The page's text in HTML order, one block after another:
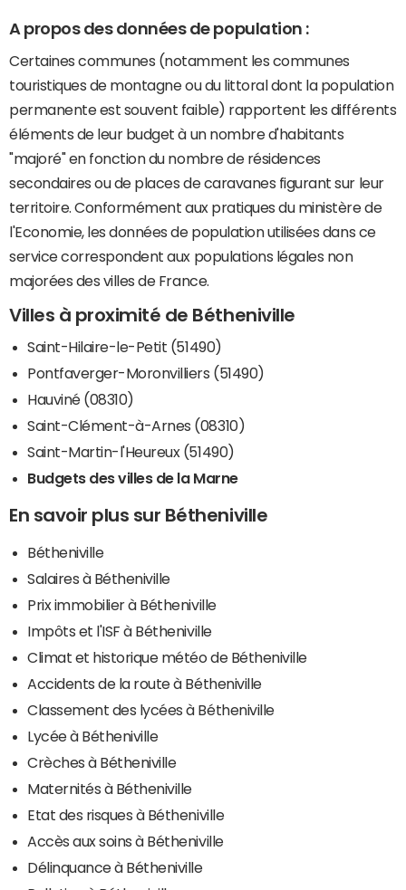
A propos des données de population :
Certaines communes (notamment les communes
touristiques de montagne ou du littoral dont la population
permanente est souvent faible) rapportent les différents
éléments de leur budget à un nombre d'habitants
"majoré" en fonction du nombre de résidences
secondaires ou de places de caravanes figurant sur leur
territoire. Conformément aux pratiques du ministère de
l'Economie, les données de population utilisées dans ce
service correspondent aux populations légales non
majorées des villes de France.
Villes à proximité de Bétheniville
Saint-Hilaire-le-Petit (51490)
Pontfaverger-Moronvilliers (51490)
Hauviné (08310)
Saint-Clément-à-Arnes (08310)
Saint-Martin-l'Heureux (51490)
Budgets des villes de la Marne
En savoir plus sur Bétheniville
Bétheniville
Salaires à Bétheniville
Prix immobilier à Bétheniville
Impôts et l'ISF à Bétheniville
Climat et historique météo de Bétheniville
Accidents de la route à Bétheniville
Classement des lycées à Bétheniville
Lycée à Bétheniville
Crèches à Bétheniville
Maternités à Bétheniville
Etat des risques à Bétheniville
Accès aux soins à Bétheniville
Délinquance à Bétheniville